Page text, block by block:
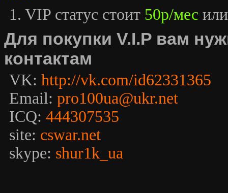
1. VIP статус стоит 50р/мес
Для покупки V.I.P вам
контактам
VK: http://vk.com/id62331365
Email: pro100ua@ukr.net
ICQ: 444307535
site: cswar.net
skype: shur1k_ua